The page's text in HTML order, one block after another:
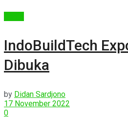
IndoBuildTech
Dibuka
by Didan Sardjono
17 November 2022
0